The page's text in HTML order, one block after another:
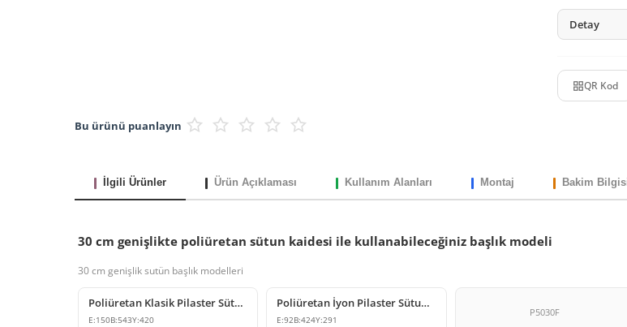
Detay
QR Kod
Bu ürünü puanlayın
İlgili Ürünler Ürün Açıklaması Kullanım Alanları Montaj Bakim
30 cm genişlikte poliüretan sütun kaidesi ile kullanabileceğiniz başlık modeli
30 cm genişlik sutün başlık modelleri
Poliüretan Klasik Pilaster Sütun Başlığı Modeli
E:150B:543Y:420
Poliüretan İyon Pilaster Sütun Başlığı Modeli
E:92B:424Y:291
P5030F